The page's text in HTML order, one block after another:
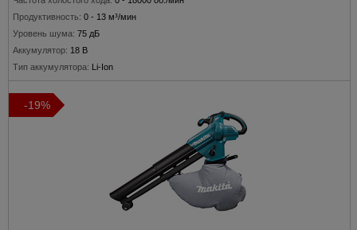
Продуктивность: 0 - 13 м³/мин
Уровень шума: 75 дБ
Аккумулятор: 18 В
Тип аккумулятора: Li-Ion
-19%